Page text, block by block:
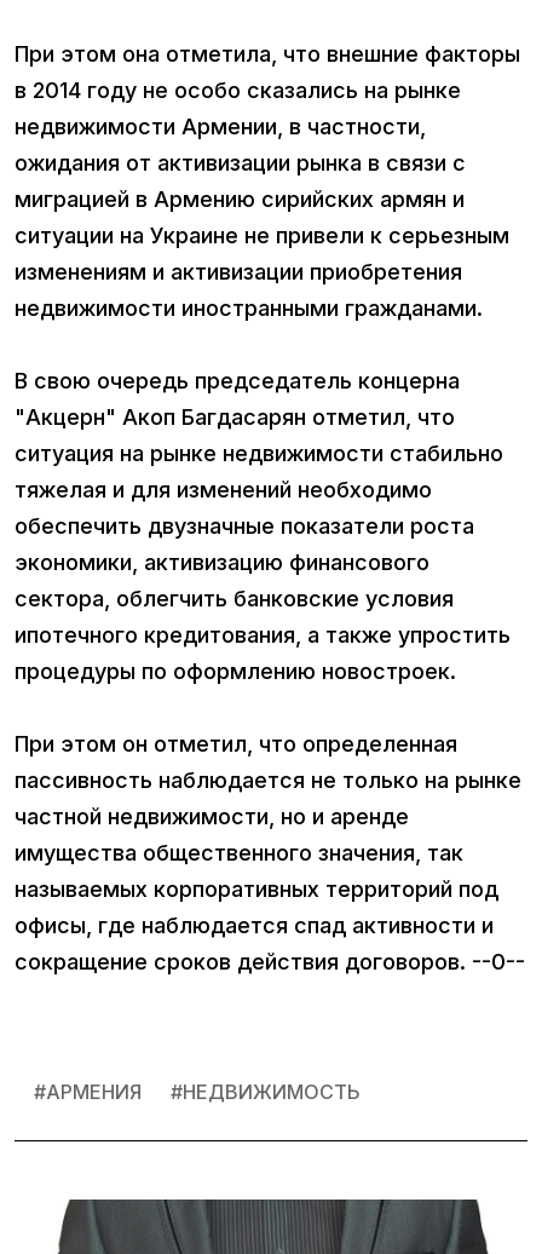
При этом она отметила, что внешние факторы
в 2014 году не особо сказались на рынке
недвижимости Армении, в частности,
ожидания от активизации рынка в связи с
миграцией в Армению сирийских армян и
ситуации на Украине не привели к серьезным
изменениям и активизации приобретения
недвижимости иностранными гражданами.
В свою очередь председатель концерна
"Акцерн" Акоп Багдасарян отметил, что
ситуация на рынке недвижимости стабильно
тяжелая и для изменений необходимо
обеспечить двузначные показатели роста
экономики, активизацию финансового
сектора, облегчить банковские условия
ипотечного кредитования, а также упростить
процедуры по оформлению новостроек.
При этом он отметил, что определенная
пассивность наблюдается не только на рынке
частной недвижимости, но и аренде
имущества общественного значения, так
называемых корпоративных территорий под
офисы, где наблюдается спад активности и
сокращение сроков действия договоров. --0--
#АРМЕНИЯ #НЕДВИЖИМОСТЬ